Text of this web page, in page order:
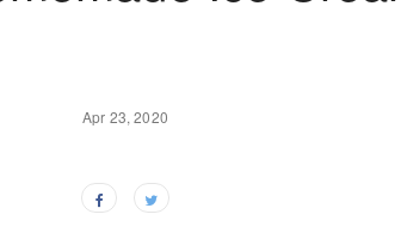
Apr 23, 2020